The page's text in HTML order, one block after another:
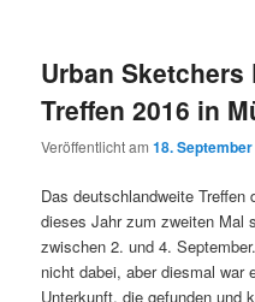
Urban
Treffen 2016 in
Veröffentlicht am18.
Das deutschlandweite Treffen
dieses Jahr zum zweiten Mal
zwischen 2. und 4.
nicht dabei, aber diesmal war
Unterkunft, die gefunden und